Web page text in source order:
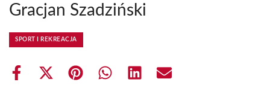
Gracjan Szadziński
SPORT I REKREACJA
Share
Share Share Share Share Share